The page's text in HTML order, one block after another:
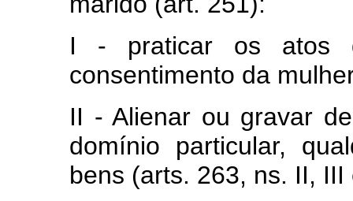
I - praticar os atos
consentimento da
II - Alienar ou gravar
domínio particular,
bens (arts. 263, ns. II,